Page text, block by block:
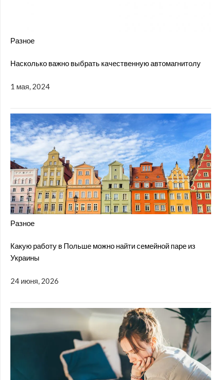
Разное
Насколько важно выбрать качественную автомагнитолу
1 мая, 2024
Разное
Какую работу в Польше можно найти семейной паре из
Украины
24 июня, 2026